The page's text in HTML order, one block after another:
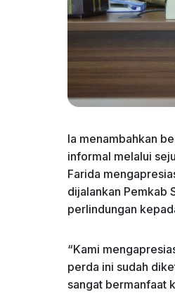
Ia menambahkan
informal melalui
Farida
dijalankan Pemkab
perlindungan
“Kami
perda ini sudah
sangat bermanfaat